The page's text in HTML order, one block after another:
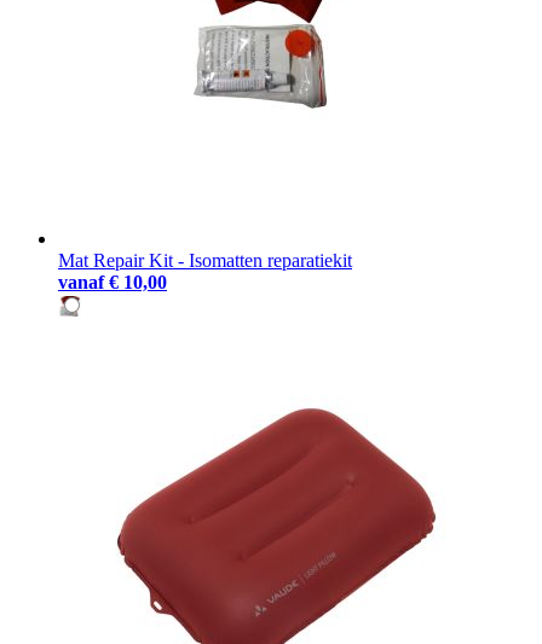
Mat Repair Kit - Isomatten reparatiekit
vanaf € 10,00